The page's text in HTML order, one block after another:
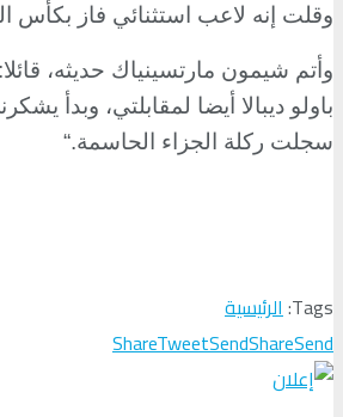
وقلت إنه لاعب استثنائي فاز بكأس العالم
وأتم شيمون مارتسينياك حديثه،
باولو ديبالا أيضا لمقابلتي، وبدأ
سجلت ركلة الجزاء الحاسمة“.
Tags: الرئيسية
ShareTweetSendShareSend